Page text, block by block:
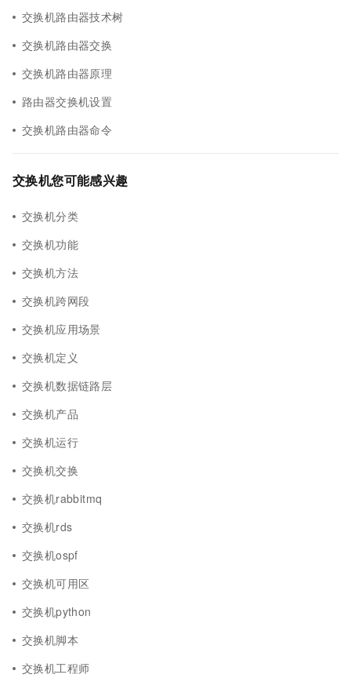
交换机路由器技术树
交换机路由器交换
交换机路由器原理
路由器交换机设置
交换机路由器命令
交换机您可能感兴趣
交换机分类
交换机功能
交换机方法
交换机跨网段
交换机应用场景
交换机定义
交换机数据链路层
交换机产品
交换机运行
交换机交换
交换机rabbitmq
交换机rds
交换机ospf
交换机可用区
交换机python
交换机脚本
交换机工程师